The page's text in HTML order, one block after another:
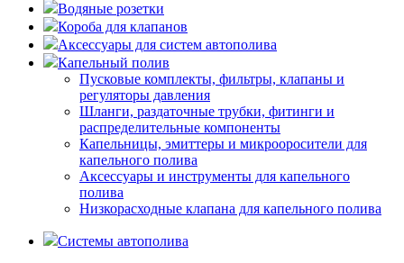
Водяные розетки
Короба для клапанов
Аксессуары для систем автополива
Капельный полив
Пусковые комплекты, фильтры, клапаны и
регуляторы давления
Шланги, раздаточные трубки, фитинги и
распределительные компоненты
Капельницы, эмиттеры и микрооросители для
капельного полива
Аксессуары и инструменты для капельного
полива
Низкорасходные клапана для капельного полива
Системы автополива